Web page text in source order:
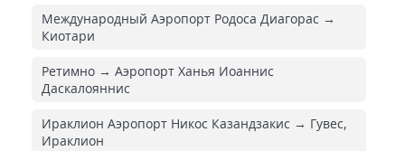
Международный Аэропорт Родоса Диагорас →
Киотари
Ретимно → Аэропорт Ханья Иоаннис
Даскалояннис
Ираклион Аэропорт Никос Казандзакис → Гувес,
Ираклион